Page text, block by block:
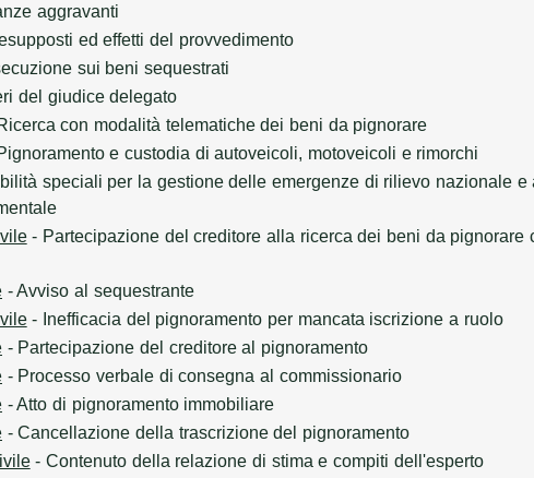
aggravanti
ed effetti del provvedimento
sui beni sequestrati
del giudice delegato
con modalità telematiche dei beni da pignorare
e custodia di autoveicoli, motoveicoli e rimorchi
speciali per la gestione delle emergenze di rilievo nazionale e
- Partecipazione del creditore alla ricerca dei beni da pignorare
- Avviso al sequestrante
- Inefficacia del pignoramento per mancata iscrizione a ruolo
- Partecipazione del creditore al pignoramento
- Processo verbale di consegna al commissionario
- Atto di pignoramento immobiliare
- Cancellazione della trascrizione del pignoramento
- Contenuto della relazione di stima e compiti dell'esperto